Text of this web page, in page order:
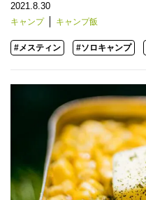
2021.8.30
キャンプ キャンプ飯
#メスティン #ソロキャンプ